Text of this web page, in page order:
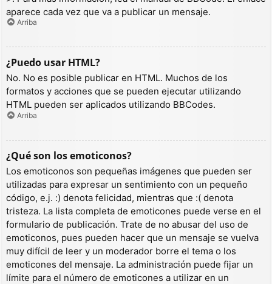
aparece cada vez que va a publicar un mensaje.
Arriba
¿Puedo usar HTML?
No. No es posible publicar en HTML. Muchos de los
formatos y acciones que se pueden ejecutar utilizando
HTML pueden ser aplicados utilizando BBCodes.
Arriba
¿Qué son los emoticonos?
Los emoticonos son pequeñas imágenes que pueden ser
utilizadas para expresar un sentimiento con un pequeño
código, e.j. :) denota felicidad, mientras que :( denota
tristeza. La lista completa de emoticones puede verse en el
formulario de publicación. Trate de no abusar del uso de
emoticonos, pues pueden hacer que un mensaje se vuelva
muy difícil de leer y un moderador borre el tema o los
emoticones del mensaje. La administración puede fijar un
límite para el número de emoticones a utilizar en un